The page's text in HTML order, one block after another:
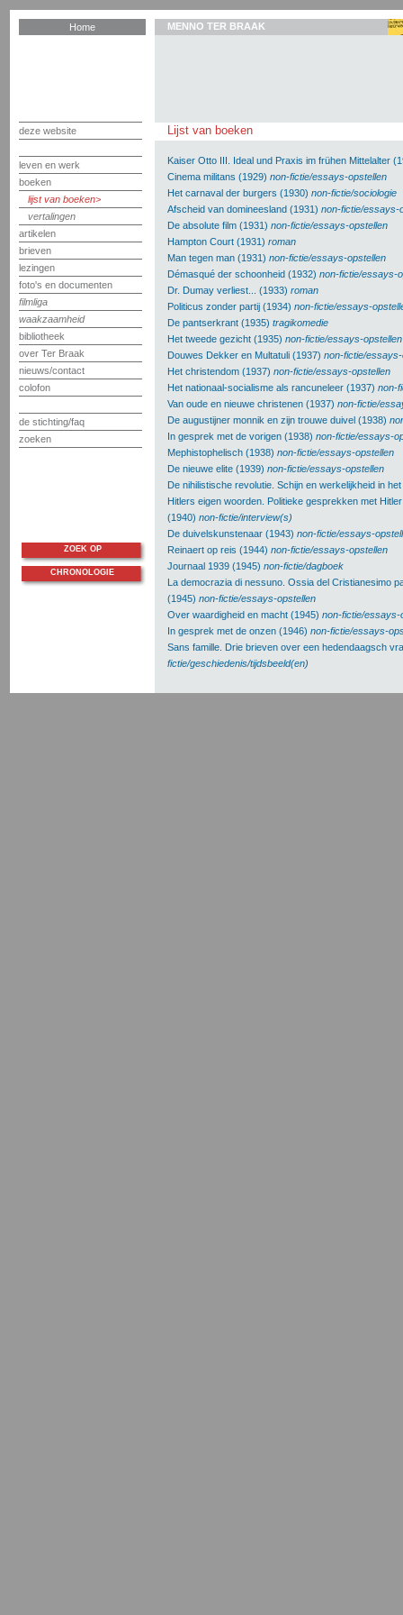
Home
deze website
leven en werk
boeken
lijst van boeken
vertalingen
artikelen
brieven
lezingen
foto's en documenten
filmliga
waakzaamheid
bibliotheek
over Ter Braak
nieuws/contact
colofon
de stichting/faq
zoeken
MENNO TER BRAAK
Lijst van boeken
Kaiser Otto III. Ideal und Praxis im frühen Mittelalter
Cinema militans (1929) non-fictie/essays-opstellen
Het carnaval der burgers (1930) non-fictie/sociologie
Afscheid van domineesland (1931) non-fictie/essays-
De absolute film (1931) non-fictie/essays-opstellen
Hampton Court (1931) roman
Man tegen man (1931) non-fictie/essays-opstellen
Démasqué der schoonheid (1932) non-fictie/essays-
Dr. Dumay verliest... (1933) roman
Politicus zonder partij (1934) non-fictie/essays-
De pantserkrant (1935) tragikomedie
Het tweede gezicht (1935) non-fictie/essays-opstellen
Douwes Dekker en Multatuli (1937) non-fictie/
Het christendom (1937) non-fictie/essays-opstellen
Het nationaal-socialisme als rancuneleer (1937) non-
Van oude en nieuwe christenen (1937) non-fictie/
De augustijner monnik en zijn trouwe duivel (1938)
In gesprek met de vorigen (1938) non-fictie/essays-
Mephistophelisch (1938) non-fictie/essays-opstellen
De nieuwe elite (1939) non-fictie/essays-opstellen
De nihilistische revolutie. Schijn en werkelijkheid in
Hitlers eigen woorden. Politieke gesprekken met
(1940) non-fictie/interview(s)
De duivelskunstenaar (1943) non-fictie/essays-
Reinaert op reis (1944) non-fictie/essays-opstellen
Journaal 1939 (1945) non-fictie/dagboek
La democrazia di nessuno. Ossia del Cristianesimo
(1945) non-fictie/essays-opstellen
Over waardigheid en macht (1945) non-fictie/essays-
In gesprek met de onzen (1946) non-fictie/essays-
Sans famille. Drie brieven over een hedendaagsch
fictie/geschiedenis/tijdsbeeld(en)
ZOEK OP
CHRONOLOGIE